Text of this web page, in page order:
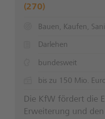
(270)
Bauen, Kaufen,
Darlehen
bundesweit
bis zu 150 Mio.
Die KfW fördert die
Erweiterung und